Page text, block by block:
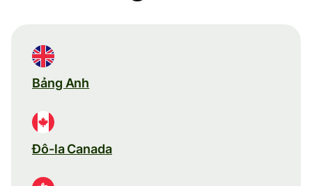
Bảng Anh
Đô-la Canada